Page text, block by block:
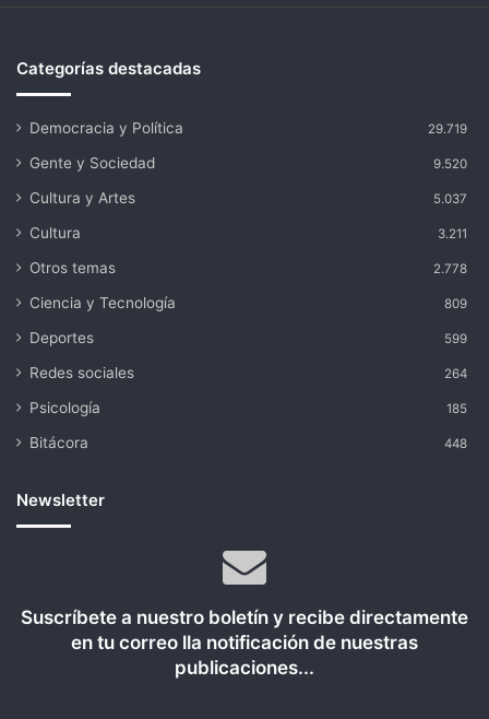
Categorías destacadas
Democracia y Política 29.719
Gente y Sociedad 9.520
Cultura y Artes 5.037
Cultura 3.211
Otros temas 2.778
Ciencia y Tecnología 809
Deportes 599
Redes sociales 264
Psicología 185
Bitácora 448
Newsletter
Suscríbete a nuestro boletín y recibe directamente
en tu correo lla notificación de nuestras
publicaciones...